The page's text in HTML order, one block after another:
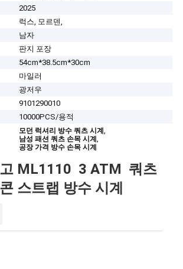
2025
럭스, 모르덴,
남자
판지 포장
54cm*38.5cm*30cm
마일러
광저우
9101290010
10000PCS/용적
모던 럭셔리 방수 쿼츠 시계,
남성 패션 쿼츠 손목 시계,
공장 가격 방수 손목 시계
ML1110 3 ATM 쿼츠
스트랩 방수 시계